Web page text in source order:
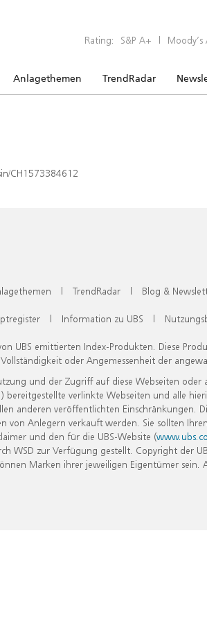
Rating: S&P A+ | Moody’s
Anlagethemen TrendRadar
CH1573384612
| TrendRadar | Blog &
| Information zu UBS |
UBS emittierten Index-Produkten. Diese
oder Angemessenheit der
und der Zugriff auf diese Webseiten oder
verlinkte Webseiten und alle
anderen veröffentlichten Einschränkungen.
Anlegern verkauft werden. Sie sollten
und den für die UBS-Website (
zur Verfügung gestellt. Copyright der
Marken ihrer jeweiligen Eigentümer sein.